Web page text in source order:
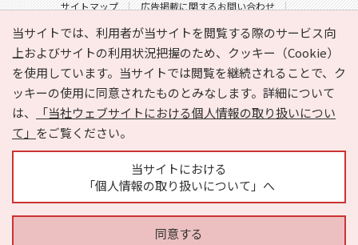
当サイトでは、利用者が当サイトを閲覧する際のサービス向
上およびサイトの利用状況把握のため、クッキー（Cookie）
を使用しています。当サイトでは閲覧を継続されることで、ク
ッキーの使用に同意されたものとみなします。詳細について
は、
「当社ウェブサイトにおける個人情報の取り扱いについ
て」 をご覧ください。
当サイトにおける
「個人情報の取り扱いについて」へ
同意する
サイトマップ
広告掲載に関するお問い合わせ
サイトの内容に関するお問い合わせ
Copyright © HYOJITO.Co.,Ltd. All Rights Reserved.